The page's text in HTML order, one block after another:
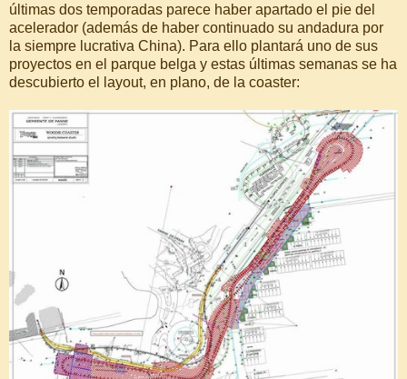
últimas dos temporadas parece haber apartado el pie del
acelerador (además de haber continuado su andadura por
la siempre lucrativa China). Para ello plantará uno de sus
proyectos en el parque belga y estas últimas semanas se ha
descubierto el layout, en plano, de la coaster: